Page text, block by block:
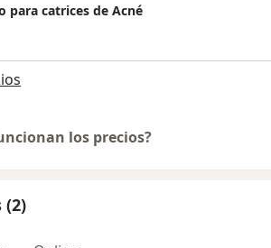
para catrices de Acné
los precios?
(2)